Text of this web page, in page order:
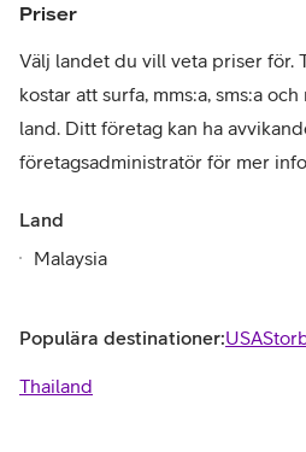
Priser
Välj landet du vill veta priser för.
kostar att surfa, mms:a, sms:a
land. Ditt företag kan ha
företagsadministratör för mer
Land
Populära destinationer:USA
Thailand